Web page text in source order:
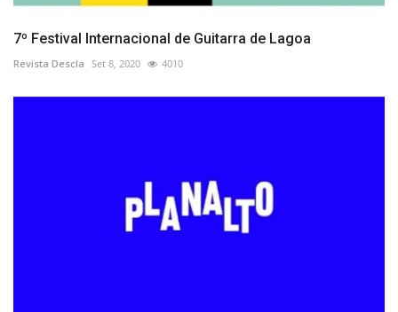
7º Festival Internacional de Guitarra de Lagoa
Revista Descla Set 8, 2020 4010